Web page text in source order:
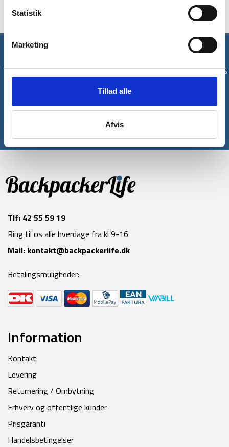
Statistik
Marketing
Tillad alle
Afvis
Tilmeld dig vores nyhedsbrev og modtag med det samme en 10%
Tilmeld
Tlf: 42 55 59 19
Ring til os alle hverdage fra kl 9-16
Mail: kontakt@backpackerlife.dk
Betalingsmuligheder:
Information
Kontakt
Levering
Returnering / Ombytning
Erhverv og offentlige kunder
Prisgaranti
Handelsbetingelser